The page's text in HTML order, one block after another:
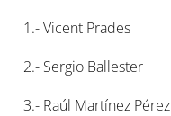
1.- Vicent Prades
2.- Sergio Ballester
3.- Raúl Martínez Pérez